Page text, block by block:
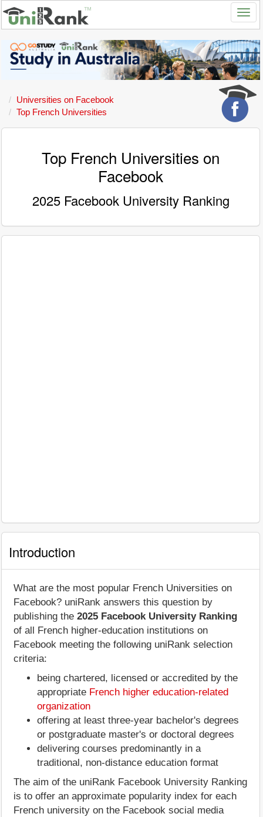
Universities on Facebook
Top French Universities
Top French Universities on
Facebook
2025 Facebook University Ranking
Introduction
What are the most popular French Universities on
Facebook? uniRank answers this question by
publishing the 2025 Facebook University Ranking
of all French higher-education institutions on
Facebook meeting the following uniRank selection
criteria:
being chartered, licensed or accredited by the
appropriate French higher education-related
organization
offering at least three-year bachelor's degrees
or postgraduate master's or doctoral degrees
delivering courses predominantly in a
traditional, non-distance education format
The aim of the uniRank Facebook University Ranking
is to offer an approximate popularity index for each
French university on the Facebook social media